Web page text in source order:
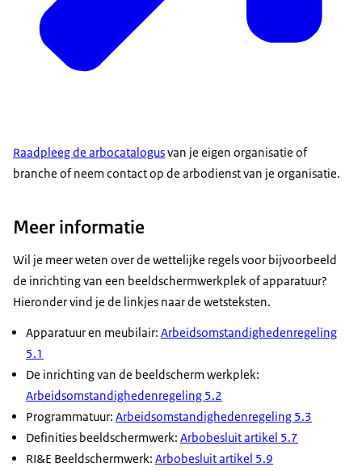
Raadpleeg de arbocatalogusvan je eigen organisatie of
branche of neem contact op de arbodienst van je organisatie.
Meer informatie
Wil je meer weten over de wettelijke regels voor bijvoorbeeld
de inrichting van een beeldschermwerkplek of apparatuur?
Hieronder vind je de linkjes naar de wetsteksten.
Apparatuur en meubilair: Arbeidsomstandighedenregeling
5.1
De inrichting van de beeldscherm werkplek:
Arbeidsomstandighedenregeling 5.2
Programmatuur: Arbeidsomstandighedenregeling 5.3
Definities beeldschermwerk: Arbobesluit artikel 5.7
RI&E Beeldschermwerk: Arbobesluit artikel 5.9